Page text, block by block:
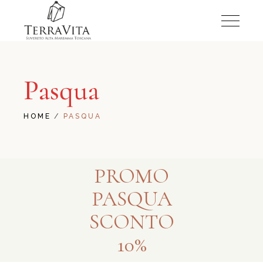
Pasqua
HOME PASQUA
PROMO
PASQUA
SCONTO
10%